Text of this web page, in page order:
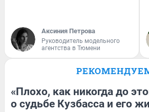
Аксиния Петрова
Руководитель модельного
агентства в Тюмени
«Плохо, как никогда до
о судьбе Кузбасса и его